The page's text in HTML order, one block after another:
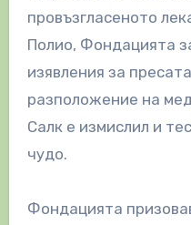
провъзгласеното
Полио, Фондацията
изявления за
разположение на
Салк е измислил и
чудо.
Фондацията